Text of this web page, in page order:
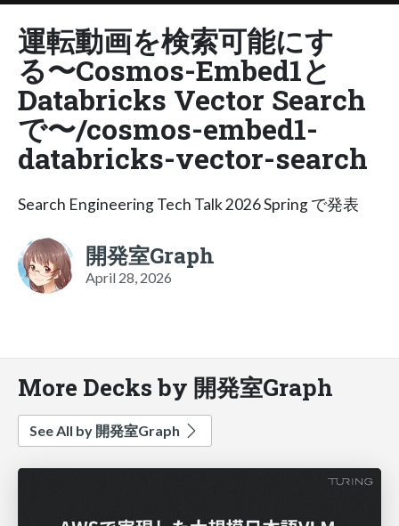
運転動画を検索可能にす
る〜Cosmos-Embed1と
Databricks Vector Search
で〜/cosmos-embed1-
databricks-vector-search
Search Engineering Tech Talk 2026 Spring で発表
開発室Graph
April 28, 2026
More Decks by 開発室Graph
See All by 開発室Graph